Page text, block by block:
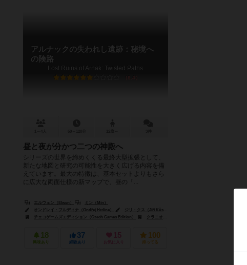
アルナックの失われし遺跡：秘境へ
の険路
Lost Ruins of Arnak: Twisted Paths
6.4
昼と夜が分かつ二つの神殿へ
シリーズの世界を締めくくる最終大型拡張として、
新たな地図と研究の可能性を大きく広げる内容を備
えています。最大の特徴は、基本セットよりもさら
に広大な両面仕様の新マップで、昼の「...
エルウェン（Elwen）
ミン（Mín）
オンドレイ・フルディナ（Ondřej Hrdina）
ジリ・クス（Jiří Kůs）
チェコゲームズエディション（Czech Games Edition）
クラニオ・クリエーションズ（Cranio Creations）
18
興味あり
37
経験あり
15
お気に入り
100
持ってる